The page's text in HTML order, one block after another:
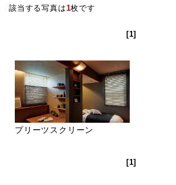
該当する写真は1枚です
[1]
プリーツスクリーン
[1]